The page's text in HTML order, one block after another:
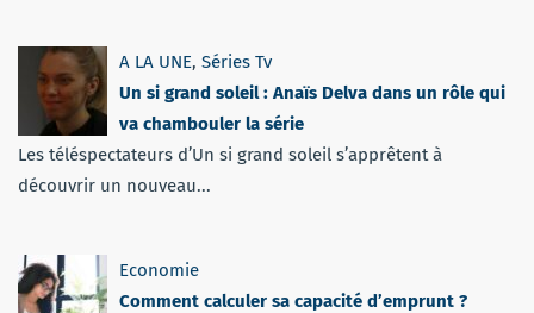
A LA UNE, Séries Tv
Un si grand soleil : Anaïs Delva dans un rôle qui
va chambouler la série
Les téléspectateurs d’Un si grand soleil s’apprêtent à
découvrir un nouveau...
Economie
Comment calculer sa capacité d’emprunt ?